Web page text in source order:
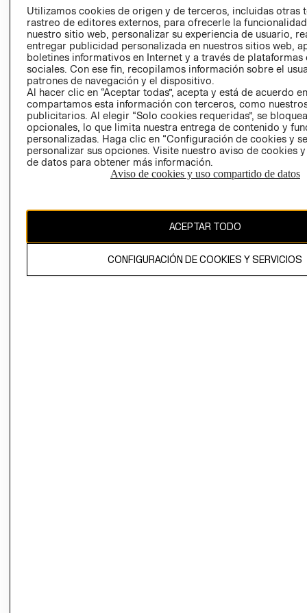
PRENSA
RELACIÓN CON
INVERSIONISTAS
POLÍTICA
EMPRESARIAL
- RETIRO EN
TIENDA
TÉRMINOS Y
CONDICIONES
AVISO DE
PRIVACIDAD
GIFT CARD
AVISO DE
COOKIES
CAMBIAR REGIÓN
Utilizamos cookies de origen y de terceros, incluidas otras
rastreo de editores externos, para ofrecerle la
nuestro sitio web, personalizar su experiencia de usuario,
entregar publicidad personalizada en nuestros sitios web,
boletines informativos en Internet y a través de plataformas
sociales. Con ese fin, recopilamos información sobre el
patrones de navegación y el dispositivo.
Al hacer clic en “Aceptar todas”, acepta y está de acuerdo
compartamos esta información con terceros, como
publicitarios. Al elegir “Solo cookies requeridas”, se
opcionales, lo que limita nuestra entrega de contenido y
personalizadas. Haga clic en “Configuración de cookies y
personalizar sus opciones. Visite nuestro aviso de cookies
de datos para obtener más información.
Aviso de cookies y uso compartido de datos
ACEPTAR TODO
CONFIGURACIÓN DE COOKIES Y SERVICIOS